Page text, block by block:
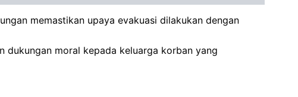
memastikan upaya evakuasi dilakukan dengan
dukungan moral kepada keluarga korban yang